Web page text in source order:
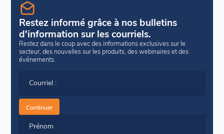
Restez informé grâce à nos bulletins
d'information sur les courriels.
Restez dans le coup avec des informations exclusives sur le
secteur, des nouvelles sur les produits, des webinaires et des
événements.
Courriel :
Continuer
Prénom